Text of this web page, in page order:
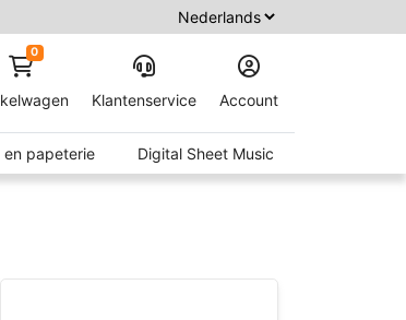
0
Klantenservice Account
en papeterie Digital Sheet Music